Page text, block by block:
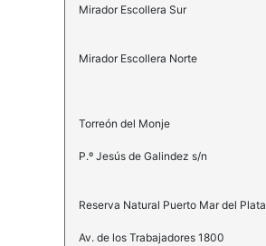
Mirador Escollera Sur
Mirador Escollera Norte
Torreón del Monje
P.º Jesús de Galindez s/n
Reserva Natural Puerto Mar del Plata
Av. de los Trabajadores 1800